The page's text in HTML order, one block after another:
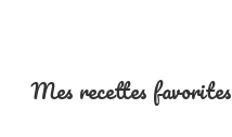
Mes recettes favorites